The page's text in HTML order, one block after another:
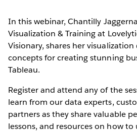
In this webinar, Chantilly
Visualization & Training at
Visionary, shares her visualization
concepts for creating stunning
Tableau.
Register and attend any of the
learn from our data experts,
partners as they share valuable
lessons, and resources on how